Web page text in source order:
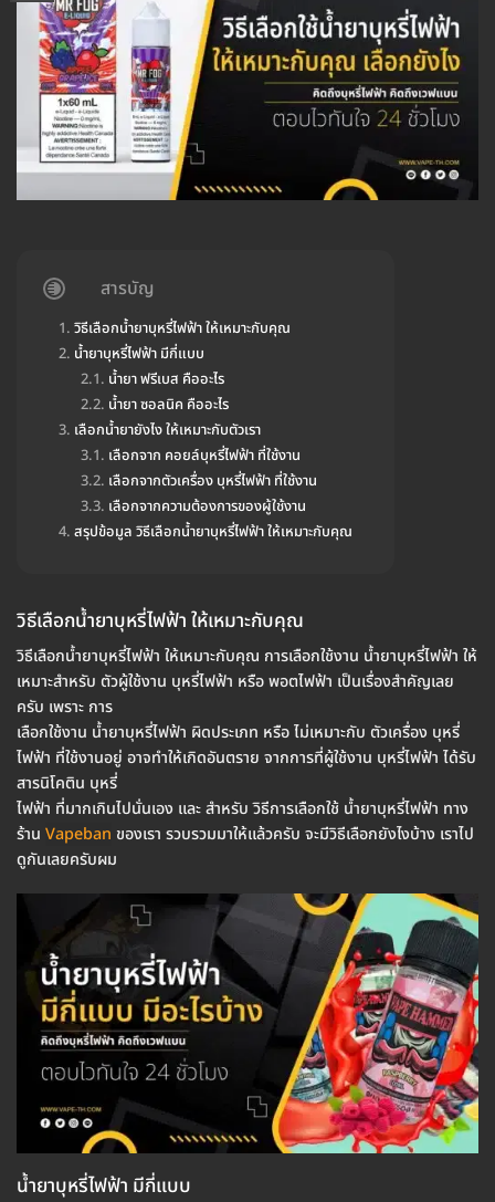
สารบัญ
วิธีเลือกน้ำยาบุหรี่ไฟฟ้า ให้เหมาะกับคุณ
น้ำยาบุหรี่ไฟฟ้า มีกี่แบบ
น้ำยา ฟรีเบส คืออะไร
น้ำยา ซอลนิค คืออะไร
เลือกน้ำยายังไง ให้เหมาะกับตัวเรา
เลือกจาก คอยล์บุหรี่ไฟฟ้า ที่ใช้งาน
เลือกจากตัวเครื่อง บุหรี่ไฟฟ้า ที่ใช้งาน
เลือกจากความต้องการของผู้ใช้งาน
สรุปข้อมูล วิธีเลือกน้ำยาบุหรี่ไฟฟ้า ให้เหมาะกับคุณ
วิธีเลือกน้ำยาบุหรี่ไฟฟ้า ให้เหมาะกับคุณ
วิธีเลือกน้ำยาบุหรี่ไฟฟ้า ให้เหมาะกับคุณ การเลือกใช้งาน น้ำยาบุหรี่ไฟฟ้า ให้
เหมาะสำหรับ ตัวผู้ใช้งาน บุหรี่ไฟฟ้า หรือ พอตไฟฟ้า เป็นเรื่องสำคัญเลย
ครับ เพราะ การ
เลือกใช้งาน น้ำยาบุหรี่ไฟฟ้า ผิดประเภท หรือ ไม่เหมาะกับ ตัวเครื่อง บุหรี่
ไฟฟ้า ที่ใช้งานอยู่ อาจทำให้เกิดอันตราย จากการที่ผู้ใช้งาน บุหรี่ไฟฟ้า ได้รับ
สารนิโคติน บุหรี่
ไฟฟ้า ที่มากเกินไปนั่นเอง และ สำหรับ วิธีการเลือกใช้ น้ำยาบุหรี่ไฟฟ้า ทาง
ร้าน Vapeban ของเรา รวบรวมมาให้แล้วครับ จะมีวิธีเลือกยังไงบ้าง เราไป
ดูกันเลยครับผม
น้ำยาบุหรี่ไฟฟ้า มีกี่แบบ